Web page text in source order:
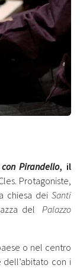
Pirandello, il
Protagoniste,
chiesa dei Santi
del Palazzo
o nel centro
con i